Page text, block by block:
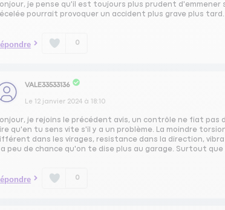
je pense qu'il est toujours plus prudent
pourrait provoquer un accident plus grave plus tard.
0
VALE33533136
Le 12 janvier 2024 à 18:10
je rejoins le précédent avis, un contrôle ne fiat pas
qu'en tu sens vite s'il y a un problème. La moindre
dans les virages, resistance dans la direction,
a peu de chance qu'on te dise plus au garage. Surtout
0